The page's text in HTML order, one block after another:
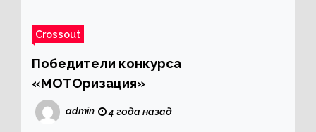
Crossout
Победители конкурса
«МОТОризация»
admin 4 года назад